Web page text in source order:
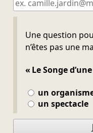
Une question
n’êtes pas une
« Le Songe
un
un spectacle
Ne pas remplir